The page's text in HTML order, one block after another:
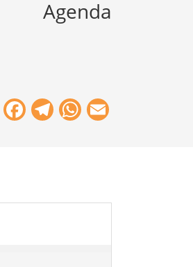
Agenda
X Facebook
Telegram
WhatsApp